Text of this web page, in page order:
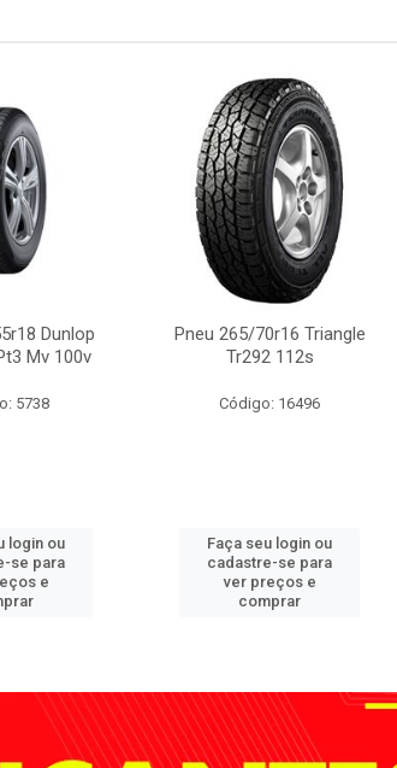
Dunlop
Mv 100v
5738
login ou
se para
e
Pneu 265/70r16 Triangle
Tr292 112s
Código: 16496
Faça seu login ou
cadastre-se para
ver preços e
comprar